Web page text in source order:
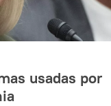
usadas por